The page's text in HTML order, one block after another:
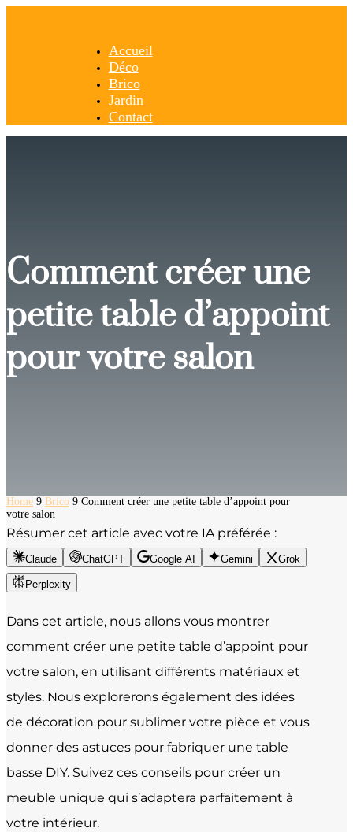
Accueil
Déco
Brico
Jardin
Contact
Comment créer une
petite table d’appoint
pour votre salon
Home 9 Brico 9 Comment créer une petite table d’appoint pour
votre salon
Résumer cet article avec votre IA préférée :
Claude ChatGPT Google AI Gemini Grok
Perplexity
Dans cet article, nous allons vous montrer
comment créer une petite table d’appoint pour
votre salon, en utilisant différents matériaux et
styles. Nous explorerons également des idées
de décoration pour sublimer votre pièce et vous
donner des astuces pour fabriquer une table
basse DIY. Suivez ces conseils pour créer un
meuble unique qui s’adaptera parfaitement à
votre intérieur.